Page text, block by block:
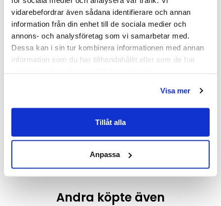
vidarebefordrar även sådana identifierare och annan
information från din enhet till de sociala medier och
annons- och analysföretag som vi samarbetar med.
Dessa kan i sin tur kombinera informationen med annan
information som du har tillhandahållit eller som de har
Visa mer
Tillåt alla
Anpassa
(775/Mattborstad/Vänster)
Välj ...
INR Arc 2 Original Nisch,
9 952 kr
Välj ...
Andra köpte även